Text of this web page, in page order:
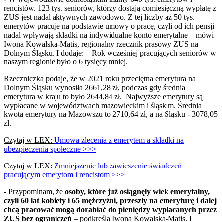
rencistów. 123 tys. seniorów, którzy dostają comiesięczną wypłatę z
ZUS jest nadal aktywnych zawodowo. Z tej liczby aż 50 tys.
emerytów pracuje na podstawie umowy o pracę, czyli od ich pensji
nadal wpływają składki na indywidualne konto emerytalne – mówi
Iwona Kowalska-Matis, regionalny rzecznik prasowy ZUS na
Dolnym Śląsku. I dodaje: – Rok wcześniej pracujących seniorów w
naszym regionie było o 6 tysięcy mniej.
Rzeczniczka podaje, że w 2021 roku przeciętna emerytura na
Dolnym Śląsku wynosiła 2661,28 zł, podczas gdy średnia
emerytura w kraju to było 2644,84 zł. Najwyższe emerytury są
wypłacane w województwach mazowieckim i śląskim. Średnia
kwota emerytury na Mazowszu to 2710,64 zł, a na Śląsku - 3078,05
zł.
Czytaj w LEX: Umowa zlecenia z emerytem a składki na
ubezpieczenia społeczne >>>
Czytaj w LEX: Zmniejszenie lub zawieszenie świadczeń
pracującym emerytom i rencistom >>>
- Przypominam, że osoby, które już osiągnęły wiek emerytalny,
czyli 60 lat kobiety i 65 mężczyźni, przeszły na emeryturę i dalej
chcą pracować mogą dorabiać do pieniędzy wypłacanych przez
ZUS bez ograniczeń – podkreśla Iwona Kowalska-Matis. I